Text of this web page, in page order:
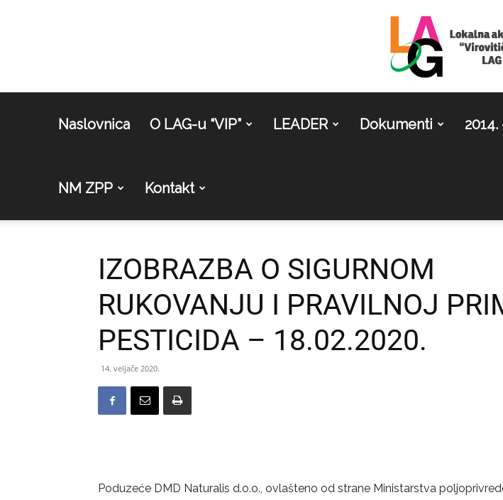
LAG
Naslovnica O LAG-u “VIP” LEADER Dokumenti 2014.
NM ZPP Kontakt
IZOBRAZBA O SIGURNOM
RUKOVANJU I PRAVILNOJ
PESTICIDA – 18.02.2020.
14. veljače 2020.
Poduzeće DMD Naturalis d.o.o., ovlašteno od strane Ministarstva